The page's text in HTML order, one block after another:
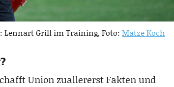
Lennart Grill im Training, Foto:Matze Koch
Union zuallererst Fakten und